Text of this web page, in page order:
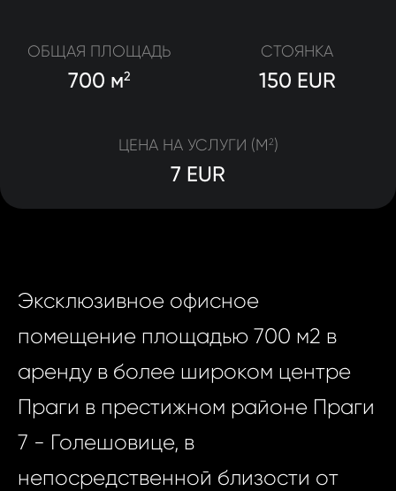
ОБЩАЯ ПЛОЩАДЬ
700 м2
СТОЯНКА
150 EUR
ЦЕНА НА УСЛУГИ (M2)
7 EUR
Эксклюзивное офисное
помещение площадью 700 м2 в
аренду в более широком центре
Праги в престижном районе Праги
7 - Голешовице, в
непосредственной близости от